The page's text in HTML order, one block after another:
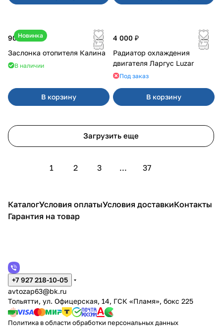
Новинка
900 ₽
Заслонка отопителя Калина
В наличии
В корзину
4 000 ₽
Радиатор охлаждения
двигателя Ларгус Luzar
Под заказ
В корзину
Загрузить еще
1 2 3 ... 37
КаталогУсловия оплатыУсловия доставкиКонтакты
Гарантия на товар
+7 927 218-10-05
avtozap63@bk.ru
Тольятти, ул. Офицерская, 14, ГСК «Пламя», бокс 225
Политика в области обработки персональных данных